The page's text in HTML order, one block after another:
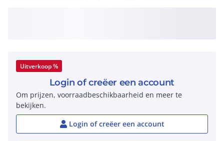
Uitverkoop %
Login of creëer een account
Om prijzen, voorraadbeschikbaarheid en meer te
bekijken.
Login of creëer een account